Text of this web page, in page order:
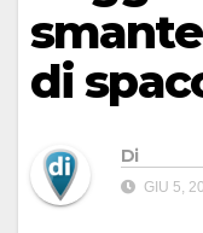
di
Di
GIU 5,